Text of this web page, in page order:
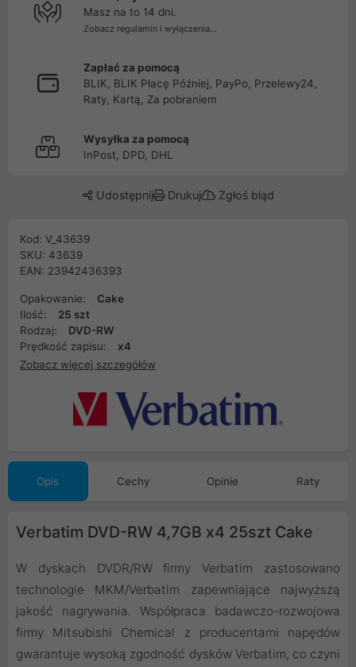
Masz na to 14 dni.
Zobacz regulamin i wyłączenia...
Zapłać za pomocą
BLIK, BLIK Płacę Później, PayPo, Przelewy24,
Raty, Kartą, Za pobraniem
Wysyłka za pomocą
InPost, DPD, DHL
Udostępnij Drukuj Zgłoś błąd
Kod: V_43639
SKU: 43639
EAN: 23942436393
Opakowanie:
Cake
Ilość:
25 szt
Rodzaj:
DVD-RW
Prędkość zapisu:
x4
Zobacz więcej szczegółów
Opis Cechy Opinie Raty
Verbatim DVD-RW 4,7GB x4 25szt Cake
W dyskach DVDR/RW firmy Verbatim zastosowano
technologie MKM/Verbatim zapewniające najwyższą
jakość nagrywania. Współpraca badawczo-rozwojowa
firmy Mitsubishi Chemical z producentami napędów
gwarantuje wysoką zgodność dysków Verbatim, co czyni